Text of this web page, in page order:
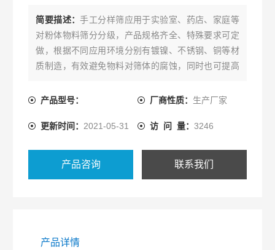
简要描述：手工分样筛应用于实验室、药店、家庭等
对粉体物料筛分分级，产品规格齐全、特殊要求可定
做，根据不同应用环境分别有镀镍、不锈钢、铜等材
质制造，有效避免物料对筛体的腐蚀，同时也可提高
产品型号：
厂商性质： 生产厂家
更新时间： 2021-05-31 访 问 量： 3246
产品咨询 联系我们
产品详情